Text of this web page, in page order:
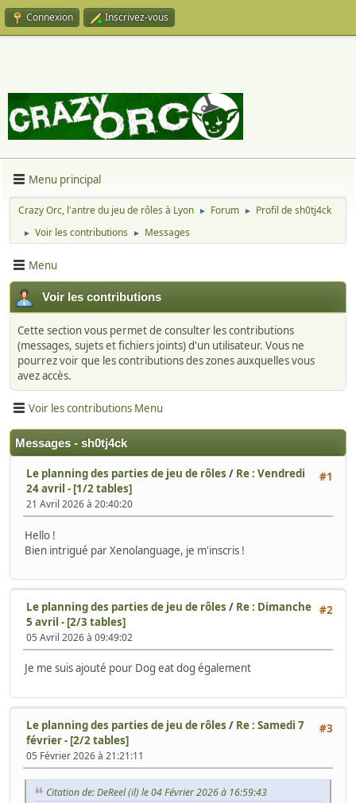
Connexion Inscrivez-vous
Menu principal
Crazy Orc, l'antre du jeu de rôles à Lyon ► Forum ► Profil de sh0tj4ck
► Voir les contributions ► Messages
Menu
Voir les contributions
Cette section vous permet de consulter les contributions
(messages, sujets et fichiers joints) d'un utilisateur. Vous ne
pourrez voir que les contributions des zones auxquelles vous
avez accès.
Voir les contributions Menu
Messages - sh0tj4ck
#1
Le planning des parties de jeu de rôles / Re : Vendredi
24 avril - [1/2 tables]
21 Avril 2026 à 20:40:20
Hello !
Bien intrigué par Xenolanguage, je m'inscris !
#2
Le planning des parties de jeu de rôles / Re : Dimanche
5 avril - [2/3 tables]
05 Avril 2026 à 09:49:02
Je me suis ajouté pour Dog eat dog également
#3
Le planning des parties de jeu de rôles / Re : Samedi 7
février - [2/2 tables]
05 Février 2026 à 21:21:11
Citation de: DeReel (il) le 04 Février 2026 à 16:59:43